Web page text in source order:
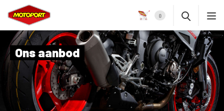
0
Ons aanbod